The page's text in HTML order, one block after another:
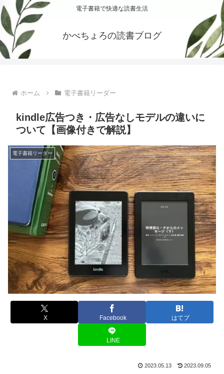
電子書籍で快適な読書生活
かべちょろの読書ブログ
ホーム 電子書籍リーダー
kindle広告つき・広告なしモデルの違いに
ついて【画像付きで解説】
電子書籍リーダー
X Facebook はてブ
LINE
2023.05.13 2023.09.05